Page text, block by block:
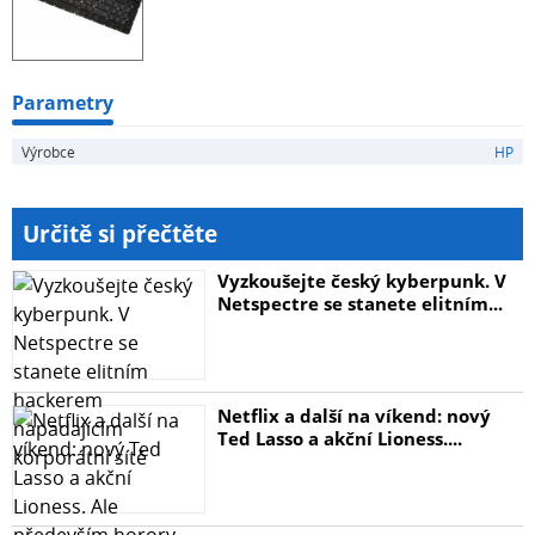
Parametry
Výrobce HP
Určitě si přečtěte
Vyzkoušejte český kyberpunk. V
Netspectre se stanete elitním...
Netflix a další na víkend: nový
Ted Lasso a akční Lioness....